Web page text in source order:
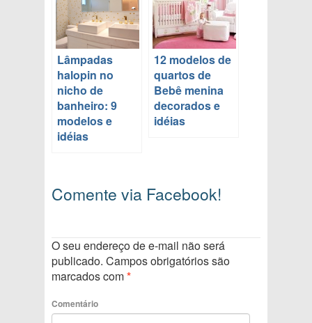
Lâmpadas
halopin no
nicho de
banheiro: 9
modelos e
idéias
12 modelos de
quartos de
Bebê menina
decorados e
idéias
Comente via Facebook!
O seu endereço de e-mail não será
publicado. Campos obrigatórios são
marcados com*
Comentário